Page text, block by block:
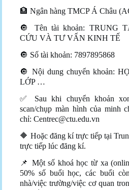
🏦 Ngân hàng TMCP Á Châu
🔘 Tên tài khoản: TRUNG
CỨU VÀ TƯ VẤN KINH TẾ
🔘 Số tài khoản: 7897895868
🔘 Nội dung chuyển khoản:
LỚP …
✅ Sau khi chuyển khoản
scan/chụp màn hình của minh
chỉ:Centrec@ctu.edu.vn
🔶 Hoặc đăng kí trực tiếp tại
trực tiếp lúc đăng kí.
📌 Một số khoá học từ xa
50% số buổi học, các buổi
nhà/việc trường/việc cơ quan